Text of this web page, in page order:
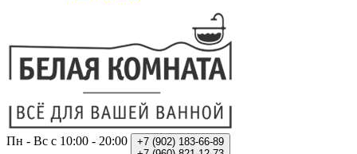
Пн - Вс с 10:00 - 20:00 +7 (902) 183-66-89